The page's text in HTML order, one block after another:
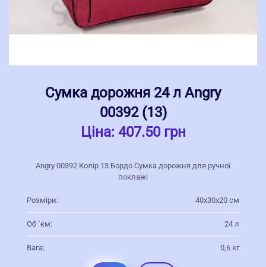
Сумка дорожня 24 л Angry
00392 (13)
Ціна: 407.50 грн
Angry 00392 Колір 13 Бордо Сумка дорожня для ручної
поклажі
Розміри: 40х30х20 см
Об `єм: 24 л
Вага: 0,6 кг